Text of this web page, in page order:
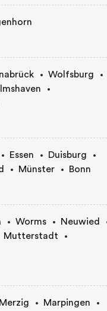
Wolfsburg
Essen
Duisburg
Münster Bonn
Worms
Neuwied
Mutterstadt
Merzig
Marpingen